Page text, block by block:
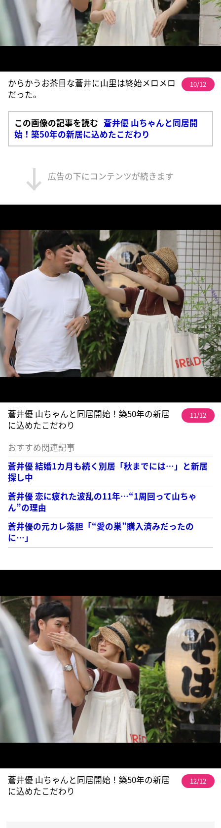
からかうお茶目な蒼井に山里は終始メロメロ
だった。
10/12
この画像の記事を読む 蒼井優 山ちゃんと同居開
始！築50年の新居に込めたこだわり
広告の下にコンテンツが続きます
蒼井優 山ちゃんと同居開始！築50年の新居
に込めたこだわり
11/12
おすすめ関連記事
蒼井優 結婚1カ月も続く別居「秋までには…」と新居
探し中
蒼井優 恋に疲れた波乱の11年…“1周回って山ちゃ
ん”の理由
蒼井優の元カレ落胆「“愛の巣”購入済みだったの
に…」
蒼井優 山ちゃんと同居開始！築50年の新居
に込めたこだわり
12/12